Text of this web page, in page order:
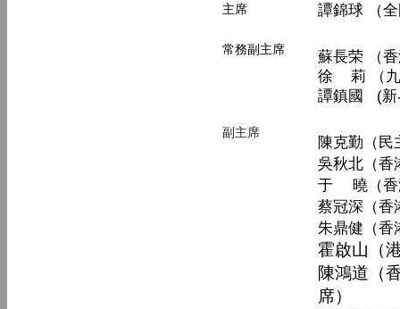
主席 譚錦球 （
常務副主席
蘇長荣 （
徐 莉 （九
譚鎮國 (新
副主席
陳克勤（民
吳秋北（香
于 曉（香
蔡冠深（香
朱鼎健（香
霍啟山（
陳鴻道（
席）